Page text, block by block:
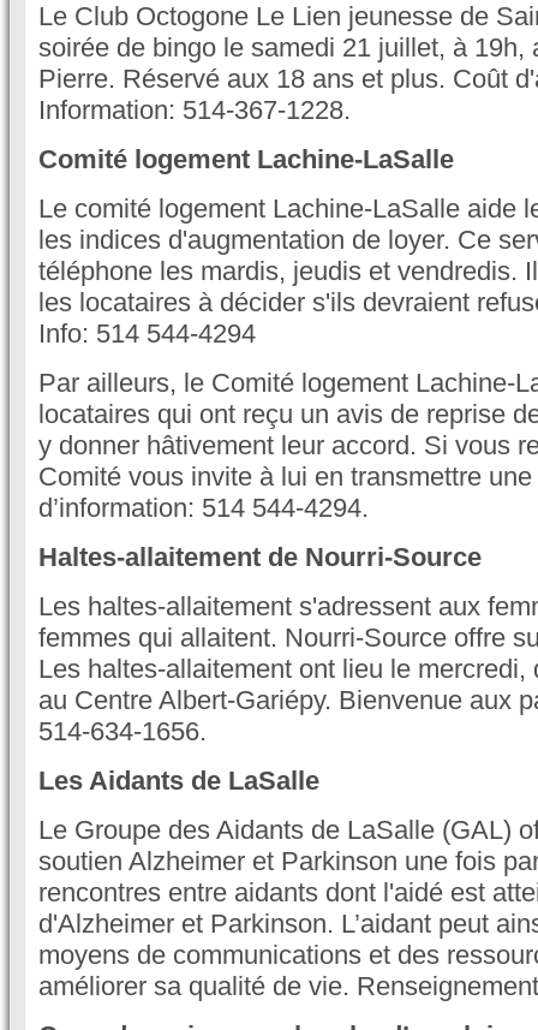
Le Club Octogone Le Lien jeunesse de
soirée de bingo le samedi 21 juillet, à 19h,
Pierre. Réservé aux 18 ans et plus. Coût
Information: 514-367-1228.
Comité logement Lachine-LaSalle
Le comité logement Lachine-LaSalle aide
les indices d'augmentation de loyer. Ce
téléphone les mardis, jeudis et vendredis.
les locataires à décider s'ils devraient
Info: 514 544-4294
Par ailleurs, le Comité logement Lachine-
locataires qui ont reçu un avis de reprise
y donner hâtivement leur accord. Si vous
Comité vous invite à lui en transmettre
d’information: 514 544-4294.
Haltes-allaitement de Nourri-Source
Les haltes-allaitement s'adressent aux
femmes qui allaitent. Nourri-Source offre
Les haltes-allaitement ont lieu le mercredi,
au Centre Albert-Gariépy. Bienvenue aux
514-634-1656.
Les Aidants de LaSalle
Le Groupe des Aidants de LaSalle (GAL)
soutien Alzheimer et Parkinson une fois
rencontres entre aidants dont l'aidé est
d'Alzheimer et Parkinson. L’aidant peut
moyens de communications et des
améliorer sa qualité de vie.